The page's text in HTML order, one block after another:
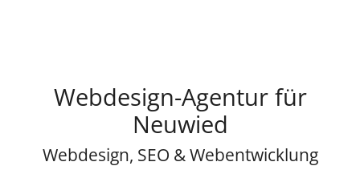
Webdesign-Agentur für
Neuwied
Webdesign, SEO & Webentwicklung